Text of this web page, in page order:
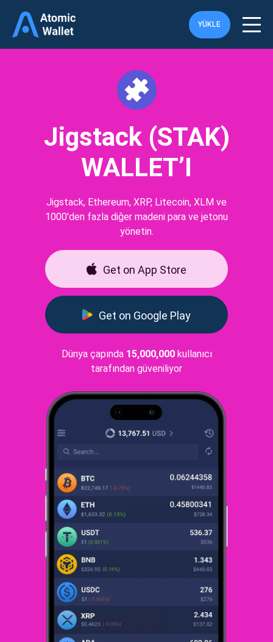
YÜKLE
Jigstack (STAK)
WALLET’I
Jigstack, Ethereum, XRP, Litecoin, XLM ve
1000'den fazla diğer madeni para ve jetonu
yönetin.
Get on App Store
Get on Google Play
Dünya çapında 15,000,000kullanıcı
tarafından güveniliyor